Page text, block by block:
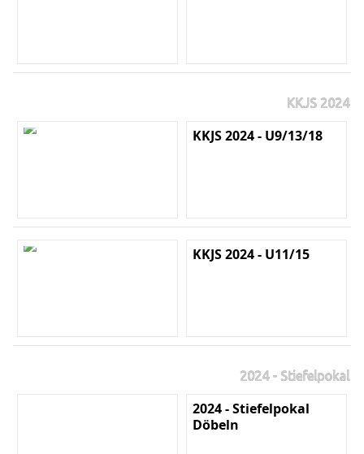
KKJS 2024
KKJS 2024 - U9/13/18
KKJS 2024 - U11/15
2024 - Stiefelpokal
2024 - Stiefelpokal
Döbeln